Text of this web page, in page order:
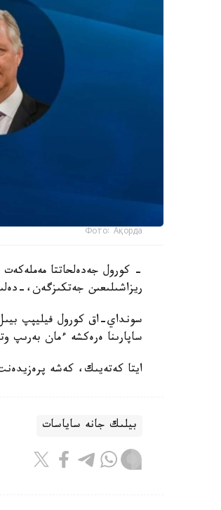
Фото: Ақорда
- كورول جەدەلحاتتا مەملەكەت
ريزاشىلىعىن جەتكىزگەن،-
سونداي-اق كورول فيليپپ بيىل
ساپارىنا ەرەكشە ءمان بەرىپ
ايتا كەتەيىك، كەشە پرەزيدەنت
بيلىك جانە ساياسات